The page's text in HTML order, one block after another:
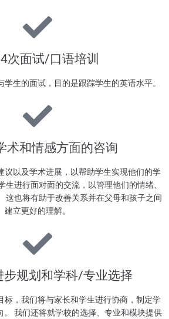
次面试/口语培训
生的面试，目的是跟踪学生的英语水平。
术和情感方面的咨询
议以及学术进展，以帮助学生实现他们的学
生进行面对面的交流，以管理他们的情绪、
这也将有助于改善关系并在父母和孩子之间
建立更好的理解。
步规划和学科/专业选择
标，我们将与家长和学生进行协商，制定学
。 我们还将就学校的选择、专业和模块提供